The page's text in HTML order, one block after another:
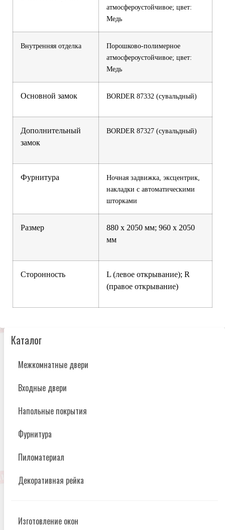
атмосфероустойчивое; цвет:
Медь
Внутренняя отделка
Порошково-полимерное
атмосфероустойчивое; цвет:
Медь
Основной замок BORDER 87332 (сувальдный)
Дополнительный
замок
BORDER 87327 (сувальдный)
Фурнитура
Ночная задвижка, эксцентрик,
накладки с автоматическими
шторками
Размер
880 х 2050 мм; 960 х 2050
мм
Сторонность
L (левое открывание); R
(правое открывание)
Каталог
Межкомнатные двери
Входные двери
Напольные покрытия
Фурнитура
Пиломатериал
Декоративная рейка
Изготовление окон